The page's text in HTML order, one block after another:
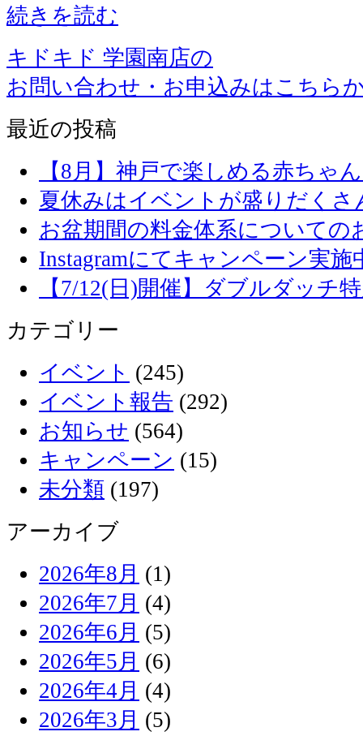
続きを読む
キドキド 学園南店の
お問い合わせ・お申込みはこちら
最近の投稿
【8月】神戸で楽しめる赤ちゃ
夏休みはイベントが盛りだくさ
お盆期間の料金体系についての
Instagramにてキャンペーン実施
【7/12(日)開催】ダブルダッチ
カテゴリー
イベント (245)
イベント報告 (292)
お知らせ (564)
キャンペーン (15)
未分類 (197)
アーカイブ
2026年8月 (1)
2026年7月 (4)
2026年6月 (5)
2026年5月 (6)
2026年4月 (4)
2026年3月 (5)